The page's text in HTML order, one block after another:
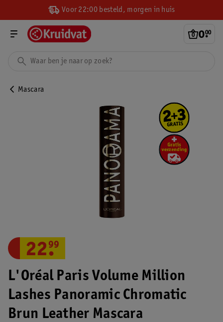
Voor 22:00 besteld, morgen in huis
0.
00
Mascara
L'Oréal Paris Volume Million
Lashes Panoramic Chromatic
Brun Leather Mascara
22.
99